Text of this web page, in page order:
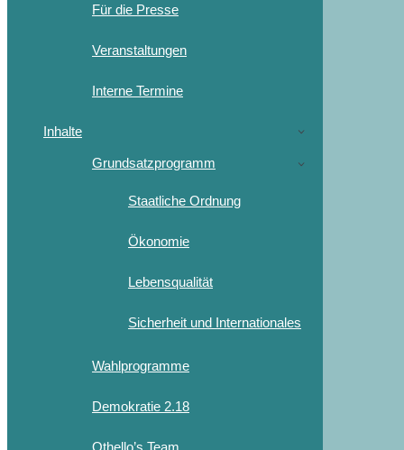
Für die Presse
Veranstaltungen
Interne Termine
Inhalte
Grundsatzprogramm
Staatliche Ordnung
Ökonomie
Lebensqualität
Sicherheit und Internationales
Wahlprogramme
Demokratie 2.18
Othello’s Team